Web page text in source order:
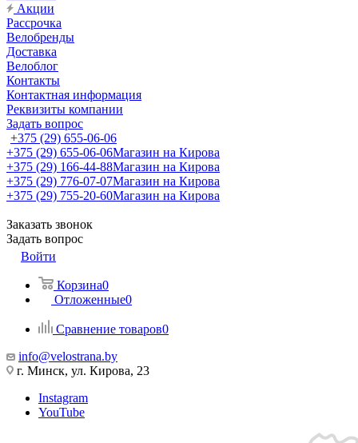
Акции
Рассрочка
Велобренды
Доставка
Велоблог
Контакты
Контактная информация
Реквизиты компании
Задать вопрос
+375 (29) 655-06-06
+375 (29) 655-06-06Магазин на Кирова
+375 (29) 166-44-88Магазин на Кирова
+375 (29) 776-07-07Магазин на Кирова
+375 (29) 755-20-60Магазин на Кирова
Заказать звонок
Задать вопрос
Войти
Корзина0
Отложенные0
Сравнение товаров0
info@velostrana.by
г. Минск, ул. Кирова, 23
Instagram
YouTube